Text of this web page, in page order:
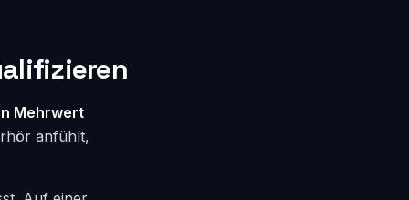
Mehrwert
anfühlt,